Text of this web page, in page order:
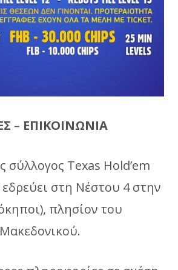
– ΕΠΙΚΟΙΝΩΝΙΑ
σύλλογος Texas Hold’em
εδρεύει στη Nέστου 4 στην
πλησίον του